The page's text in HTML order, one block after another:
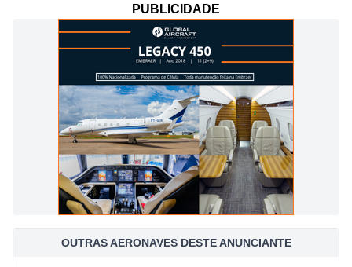
PUBLICIDADE
OUTRAS AERONAVES DESTE ANUNCIANTE